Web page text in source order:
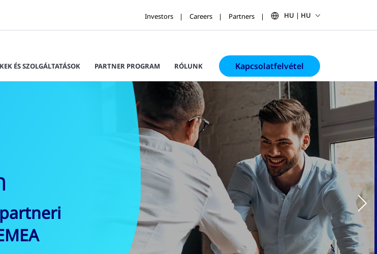
Investors Careers Partners HU | HU
ÉS SZOLGÁLTATÁSOK PARTNER PROGRAM RÓLUNK Kapcsolatfelvétel
és -
és